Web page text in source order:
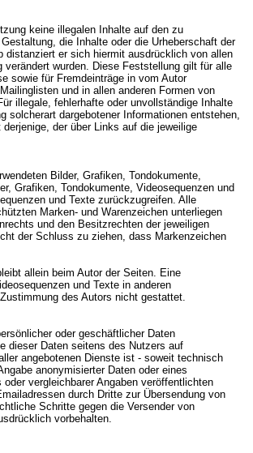
keine illegalen Inhalte auf den zu
die Inhalte oder die Urheberschaft der
distanziert er sich hiermit ausdrücklich von allen
wurden. Diese Feststellung gilt für alle
sowie für Fremdeinträge in vom Autor
und in allen anderen Formen von
illegale, fehlerhafte oder unvollständige Inhalte
solcherart dargebotener Informationen entstehen,
der über Links auf die jeweilige
Bilder, Grafiken, Tondokumente,
Grafiken, Tondokumente, Videosequenzen und
und Texte zurückzugreifen. Alle
Marken- und Warenzeichen unterliegen
und den Besitzrechten der jeweiligen
der Schluss zu ziehen, dass Markenzeichen
allein beim Autor der Seiten. Eine
und Texte in anderen
des Autors nicht gestattet.
oder geschäftlicher Daten
dieser Daten seitens des Nutzers auf
angebotenen Dienste ist - soweit technisch
anonymisierter Daten oder eines
vergleichbarer Angaben veröffentlichten
durch Dritte zur Übersendung von
Schritte gegen die Versender von
vorbehalten.